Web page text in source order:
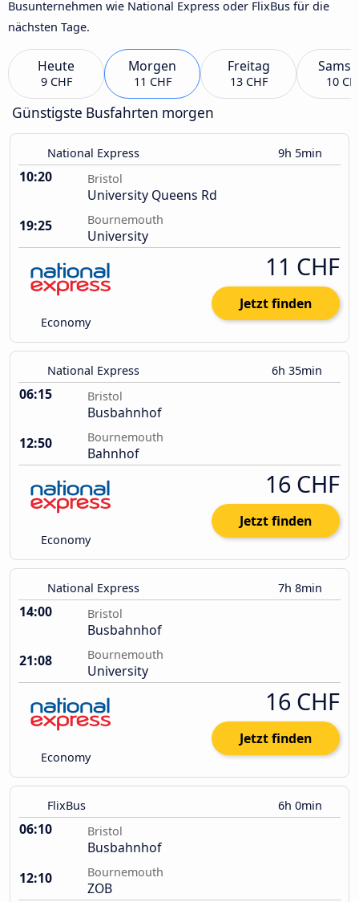
Busunternehmen wie National Express oder FlixBus für die
nächsten Tage.
Heute
9 CHF
Morgen
11 CHF
Freitag
13 CHF 10
Günstigste Busfahrten morgen
National Express 9h 5min
10:20 Bristol
University Queens Rd
19:25
Bournemouth
University
Economy
11 CHF
Jetzt finden
National Express 6h 35min
06:15 Bristol
Busbahnhof
12:50
Bournemouth
Bahnhof
Economy
16 CHF
Jetzt finden
National Express 7h 8min
14:00 Bristol
Busbahnhof
21:08
Bournemouth
University
Economy
16 CHF
Jetzt finden
FlixBus 6h 0min
06:10 Bristol
Busbahnhof
12:10
Bournemouth
ZOB